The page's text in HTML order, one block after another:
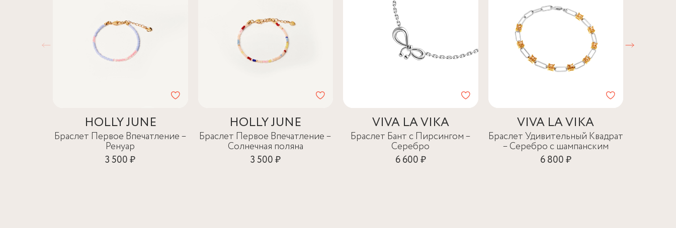
HOLLY JUNE
Браслет Первое Впечатление –
Ренуар
3 500 ₽
HOLLY JUNE
Браслет Первое Впечатление –
Солнечная поляна
3 500 ₽
VIVA LA VIKA
Браслет Бант с Пирсингом –
Серебро
6 600 ₽
VIVA LA VIKA
Браслет Удивительный Квадрат
– Серебро с шампанским
6 800 ₽